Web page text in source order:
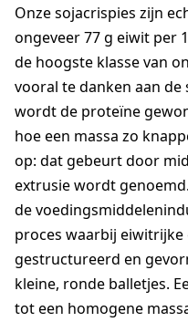
Onze sojacrispies zijn
ongeveer 77 g eiwit per
de hoogste klasse van
vooral te danken aan
wordt de proteïne
hoe een massa zo
op: dat gebeurt door
extrusie wordt
de
proces waarbij
gestructureerd en
kleine, ronde balletjes.
tot een homogene